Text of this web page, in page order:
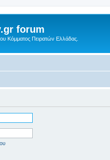
forum
Κόμματος Πειρατών Ελλάδας.